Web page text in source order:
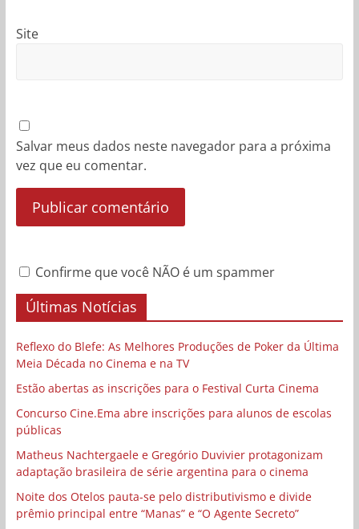
Site
Salvar meus dados neste navegador para a próxima
vez que eu comentar.
Confirme que você NÃO é um spammer
Últimas Notícias
Reflexo do Blefe: As Melhores Produções de Poker da Última
Meia Década no Cinema e na TV
Estão abertas as inscrições para o Festival Curta Cinema
Concurso Cine.Ema abre inscrições para alunos de escolas
públicas
Matheus Nachtergaele e Gregório Duvivier protagonizam
adaptação brasileira de série argentina para o cinema
Noite dos Otelos pauta-se pelo distributivismo e divide
prêmio principal entre “Manas” e “O Agente Secreto”